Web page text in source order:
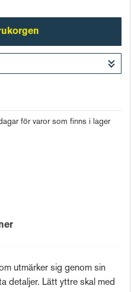
för varor som finns i lager
utmärker sig genom sin
detaljer. Lätt yttre skal med